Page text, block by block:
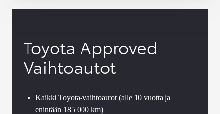
Toyota Approved
Vaihtoautot
Kaikki Toyota-vaihtoautot (alle 10 vuotta ja
enintään 185 000 km)